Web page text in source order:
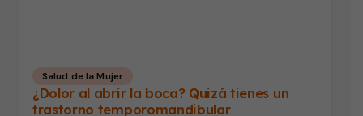
Salud de la Mujer
¿Dolor al abrir la boca? Quizá tienes un
trastorno temporomandibular